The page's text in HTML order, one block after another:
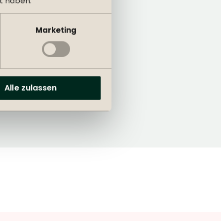
Marketing
Alle zulassen
Sorglose Lieferung
und Montage